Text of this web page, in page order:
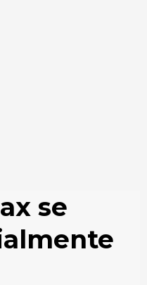
se